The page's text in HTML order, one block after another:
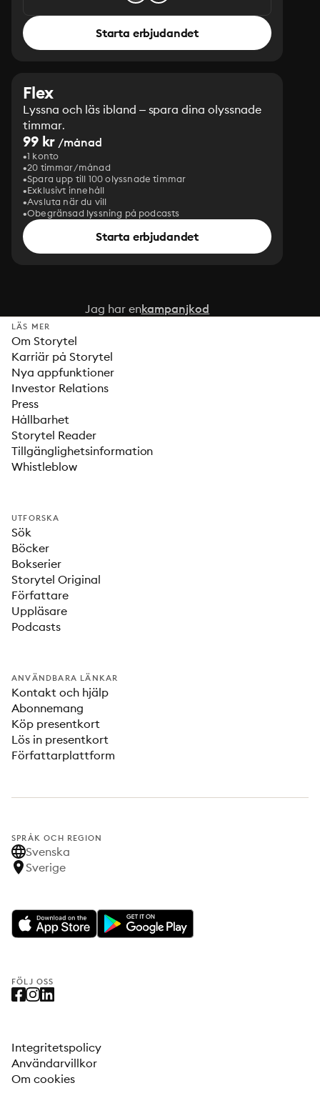
Starta erbjudandet
Flex
Lyssna och läs ibland – spara dina olyssnade
timmar.
99 kr /månad
1 konto
20 timmar/månad
Spara upp till 100 olyssnade timmar
Exklusivt innehåll
Avsluta när du vill
Obegränsad lyssning på podcasts
Starta erbjudandet
Jag har enkampanjkod
LÄS MER
Om Storytel
Karriär på Storytel
Nya appfunktioner
Investor Relations
Press
Hållbarhet
Storytel Reader
Tillgänglighetsinformation
Whistleblow
UTFORSKA
Sök
Böcker
Bokserier
Storytel Original
Författare
Uppläsare
Podcasts
ANVÄNDBARA LÄNKAR
Kontakt och hjälp
Abonnemang
Köp presentkort
Lös in presentkort
Författarplattform
SPRÅK OCH REGION
Svenska
Sverige
FÖLJ OSS
Integritetspolicy
Användarvillkor
Om cookies